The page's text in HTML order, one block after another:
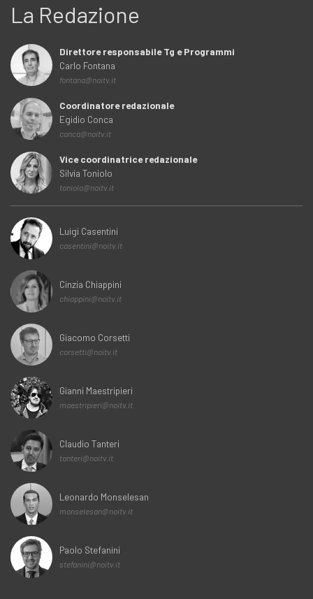
La Redazione
Direttore responsabile Tg e Programmi
Carlo Fontana
fontana@noitv.it
Coordinatore redazionale
Egidio Conca
conca@noitv.it
Vice coordinatrice redazionale
Silvia Toniolo
toniolo@noitv.it
Luigi Casentini
casentini@noitv.it
Cinzia Chiappini
chiappini@noitv.it
Giacomo Corsetti
corsetti@noitv.it
Gianni Maestripieri
maestripieri@noitv.it
Claudio Tanteri
tanteri@noitv.it
Leonardo Monselesan
monselesan@noitv.it
Paolo Stefanini
stefanini@noitv.it